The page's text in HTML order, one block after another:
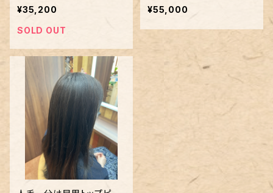
¥35,200
SOLD OUT
¥55,000